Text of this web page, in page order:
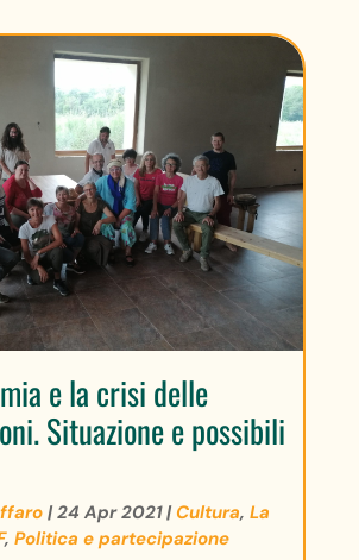
e la crisi delle
Situazione e possibili
|24 Apr 2021| Cultura, La
, Politica e partecipazione